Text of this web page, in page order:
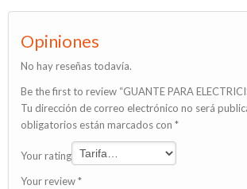
Opiniones
No hay reseñas todavía.
Be the first to review “GUANTE PARA
Tu dirección de correo electrónico no será
obligatorios están marcados con *
Your rating
Your review*